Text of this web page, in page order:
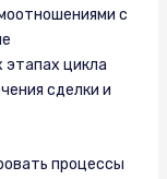
с
цикла
сделки и
процессы